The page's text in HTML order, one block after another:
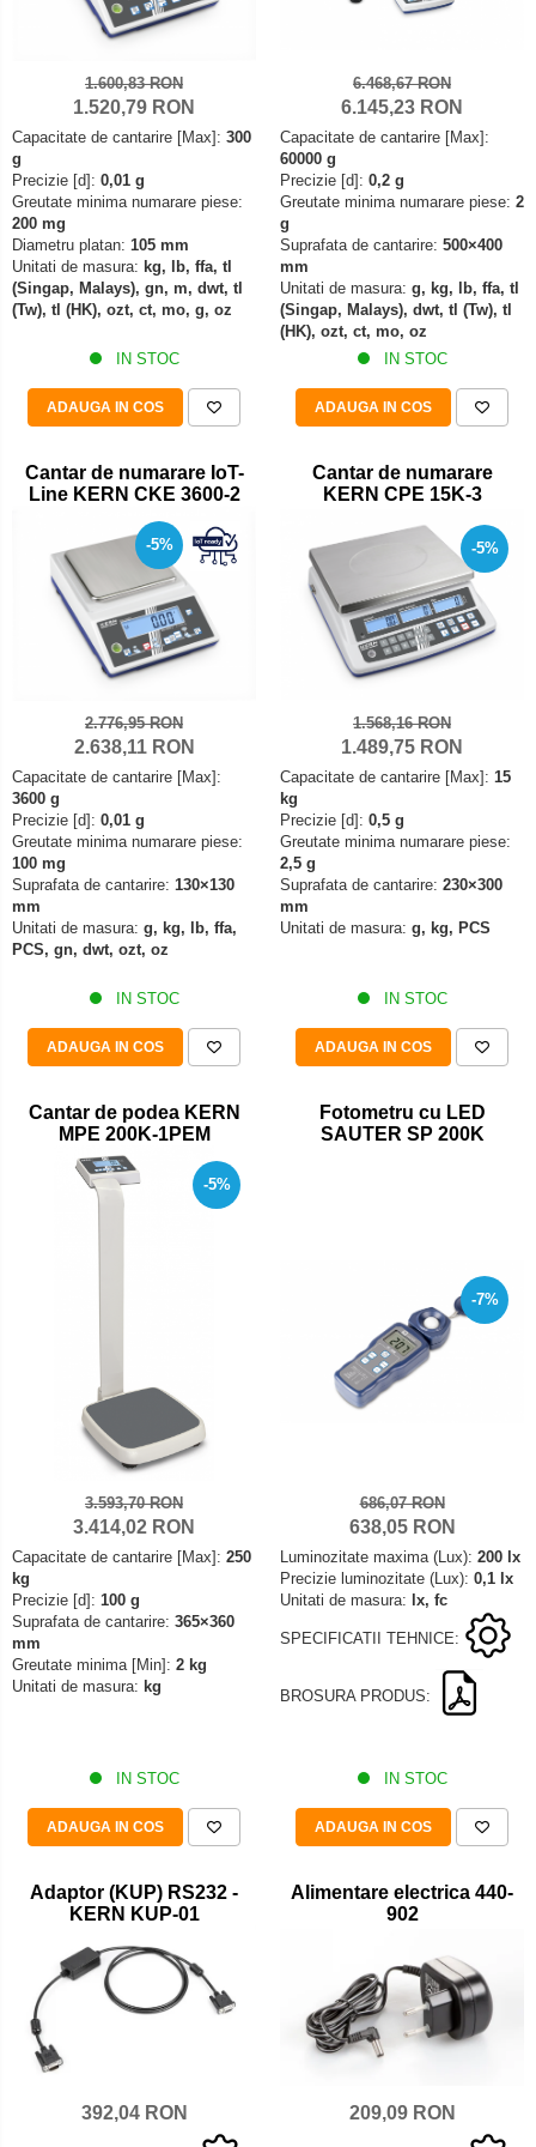
OIML M2
OIML M3
Greutati individuale
OIML E1
OIML E2
OIML M1
OIML M2
Greutati newtoniene
Bare suport (Newtoniene)
Colorimetre
Bacuri cu surub
Masurarea fortei - Digital
Masurarea mecanica a fortei
Testere pietre funerare
Masurare cuplu
Masurare cuplu pentru capace cu filet
Masurare cuplu pentru scule
Masurarea grosimii stratului
Masurarea grosimii stratului - Digital
Masurarea grosimii materialului
Metoda Echo-Echo
Metoda Pulse-Echo
Mediul si siguranta muncii
Masurarea intensitatii luminoase
Masurarea intensitatii sunetului
Termometre cu infrarosu
Standuri testare forta
Standuri testare manuala
Standuri testare motorizata
Declansator de picior
Dispozitive display
Elemente de protectie
Imprimante
Ionizatoare
Kit pentru determinarea densitatii
Masa de cantarire
Modul de interfatare
Placi etalon
Platforme de cantarire
Set calibrare temperatura
Suporti
Balustrade
Foot switches
Instrumente de masurare
Adaptoare
Cap pivotant
Convertor Analog-Digital
Cutie de jonctiune
Inele suport
Maner
Picioare ajustabile
Piese pentru compresiune
Piulite zimtate si hexagonale
Placa de montaj
Placi etalon
Senzori
Set suruburi otel
Varf de impact
Carcase si genti
Condensator microscop
Filtru Lambda
Filtru microscop
Filtru Quartz wedge
Huse de protectie
Iluminare microscop
Kit camp intunecat
Lichid calibrare
Oculare microscop
Standuri Stereomicroscoape
Unitate contrast de faza
Unitate fluorescenta
Unitate polarizare
Standard calibrare
Scala aditionala refractometru
1.600,83 RON
1.520,79 RON
Capacitate de cantarire [Max]: 300
g
Precizie [d]: 0,01 g
Greutate minima numarare piese:
200 mg
Diametru platan: 105 mm
Unitati de masura: kg, lb, ffa, tl
(Singap, Malays), gn, m, dwt, tl
(Tw), tl (HK), ozt, ct, mo, g, oz
IN STOC
ADAUGA IN COS
6.468,67 RON
6.145,23 RON
Capacitate de cantarire [Max]:
60000 g
Precizie [d]: 0,2 g
Greutate minima numarare piese: 2
g
Suprafata de cantarire: 500×400
mm
Unitati de masura: g, kg, lb, ffa, tl
(Singap, Malays), dwt, tl (Tw), tl
(HK), ozt, ct, mo, oz
IN STOC
ADAUGA IN COS
Cantar de numarare IoT-
Line KERN CKE 3600-2
-5%
2.776,95 RON
2.638,11 RON
Capacitate de cantarire [Max]:
3600 g
Precizie [d]: 0,01 g
Greutate minima numarare piese:
100 mg
Suprafata de cantarire: 130×130
mm
Unitati de masura: g, kg, lb, ffa,
PCS, gn, dwt, ozt, oz
IN STOC
ADAUGA IN COS
Cantar de numarare
KERN CPE 15K-3
-5%
1.568,16 RON
1.489,75 RON
Capacitate de cantarire [Max]: 15
kg
Precizie [d]: 0,5 g
Greutate minima numarare piese:
2,5 g
Suprafata de cantarire: 230×300
mm
Unitati de masura: g, kg, PCS
IN STOC
ADAUGA IN COS
Cantar de podea KERN
MPE 200K-1PEM
-5%
3.593,70 RON
3.414,02 RON
Capacitate de cantarire [Max]: 250
kg
Precizie [d]: 100 g
Suprafata de cantarire: 365×360
mm
Greutate minima [Min]: 2 kg
Unitati de masura: kg
IN STOC
ADAUGA IN COS
Fotometru cu LED
SAUTER SP 200K
-7%
686,07 RON
638,05 RON
Luminozitate maxima (Lux): 200 lx
Precizie luminozitate (Lux): 0,1 lx
Unitati de masura: lx, fc
SPECIFICATII TEHNICE:
BROSURA PRODUS:
IN STOC
ADAUGA IN COS
Adaptor (KUP) RS232 -
KERN KUP-01
392,04 RON
Alimentare electrica 440-
902
209,09 RON